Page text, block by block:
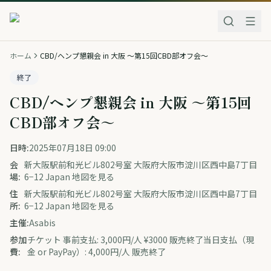
ホーム CBD/ヘンプ懇親会 in 大阪 ～第15回CBD部オフ会～
終了
CBD/ヘンプ懇親会 in 大阪 ～第15回
CBD部オフ会～
日時:2025年07月18日 09:00
会
場:
新大阪駅前和光ビル802号室 大阪府大阪市淀川区西中島7丁目
6−12 Japan 地図を見る
住
所:
新大阪駅前和光ビル802号室 大阪府大阪市淀川区西中島7丁目
6−12 Japan 地図を見る
主催:Asabis
参加
費:
チケット 事前支払: 3,000円/人 ¥3000 販売終了当日支払（現
金 or PayPay）: 4,000円/人 販売終了